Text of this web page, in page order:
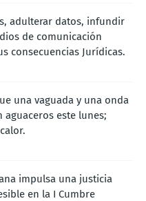
adulterar datos, infundir
de comunicación
consecuencias Jurídicas.
una vaguada y una onda
este lunes;
impulsa una justicia
en la I Cumbre